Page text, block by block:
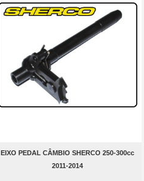
EIXO PEDAL CÂMBIO SHERCO 250-300cc
2011-2014